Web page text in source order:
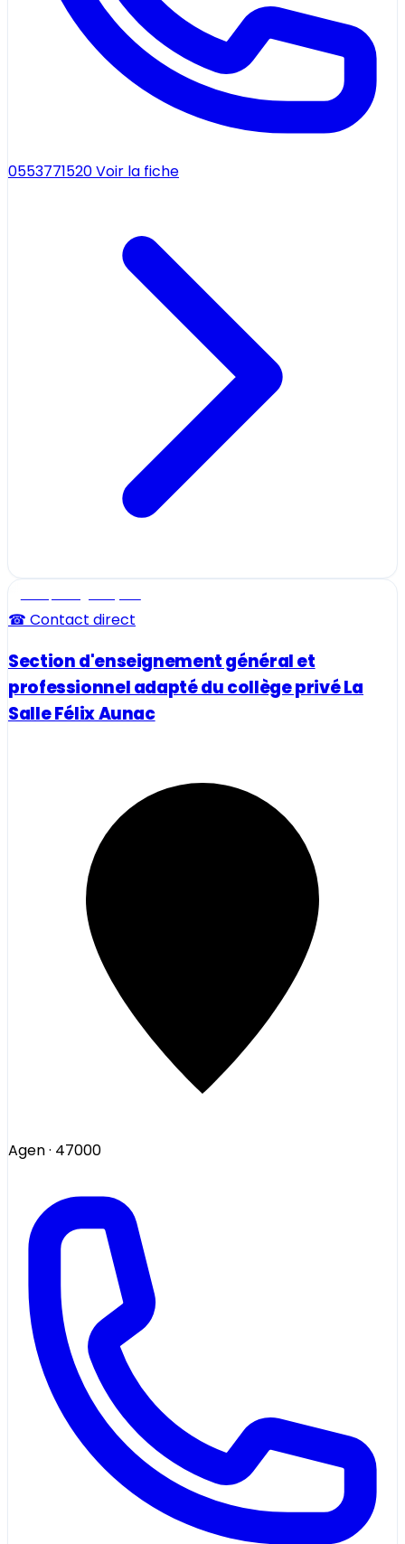
0553771520Voir la fiche
☎ Contact direct
Section d'enseignement général et
professionnel adapté du collège privé La
Salle Félix Aunac
Agen· 47000